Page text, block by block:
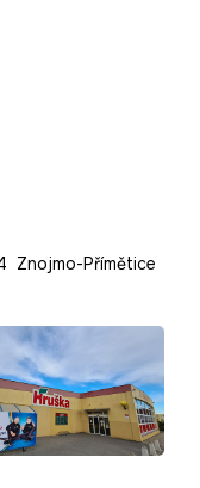
Znojmo-Přímětice